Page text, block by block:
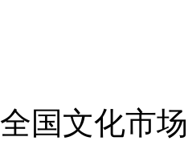
全国文化市